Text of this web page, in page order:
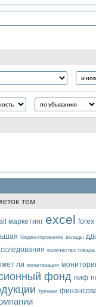
тем
маркетинг excel forex
бюджетирование вклады
количество товара
ли монетизация
фонд пиф
тренинг